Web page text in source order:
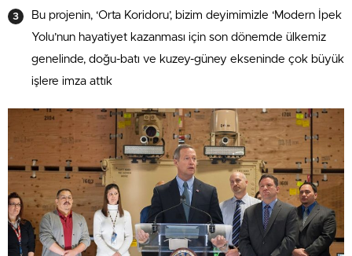
Bu projenin, ‘Orta Koridoru’, bizim deyimimizle ‘Modern İpek
Yolu’nun hayatiyet kazanması için son dönemde ülkemiz
genelinde, doğu-batı ve kuzey-güney ekseninde çok büyük
işlere imza attık